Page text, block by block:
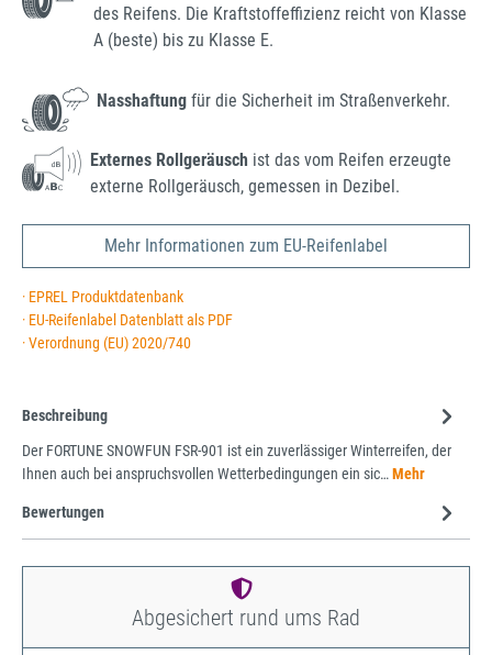
des Reifens. Die Kraftstoffeffizienz reicht von Klasse
A (beste) bis zu Klasse E.
Nasshaftung für die Sicherheit im Straßenverkehr.
Externes Rollgeräusch ist das vom Reifen erzeugte
externe Rollgeräusch, gemessen in Dezibel.
Mehr Informationen zum EU-Reifenlabel
· EPREL Produktdatenbank
· EU-Reifenlabel Datenblatt als PDF
· Verordnung (EU) 2020/740
Beschreibung
Der FORTUNE SNOWFUN FSR-901 ist ein zuverlässiger Winterreifen, der
Ihnen auch bei anspruchsvollen Wetterbedingungen ein sic…Mehr
Bewertungen
Abgesichert rund ums Rad